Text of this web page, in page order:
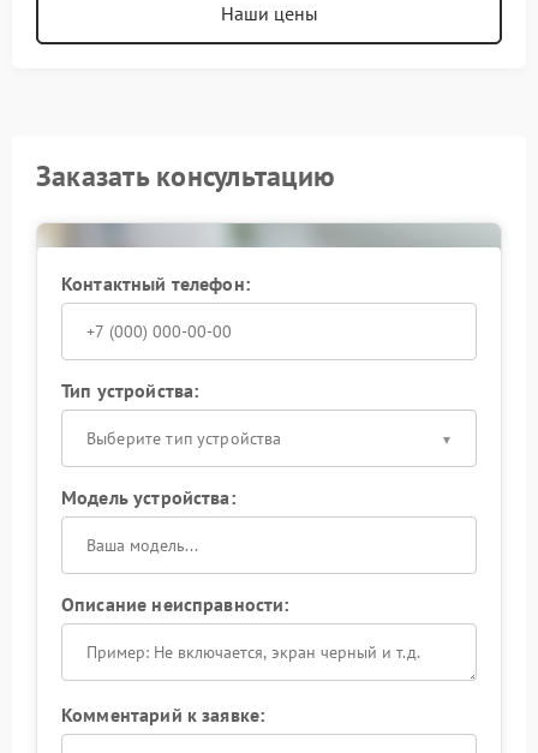
Наши цены
Заказать консультацию
Контактный телефон:
Тип устройства:
Выберите тип устройства
Модель устройства:
Описание неисправности:
Комментарий к заявке: